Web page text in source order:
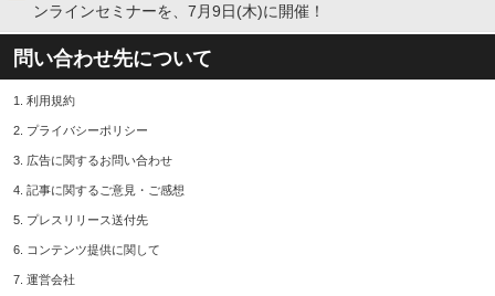
ンラインセミナーを、7月9日(木)に開催！
問い合わせ先について
1. 利用規約
2. プライバシーポリシー
3. 広告に関するお問い合わせ
4. 記事に関するご意見・ご感想
5. プレスリリース送付先
6. コンテンツ提供に関して
7. 運営会社